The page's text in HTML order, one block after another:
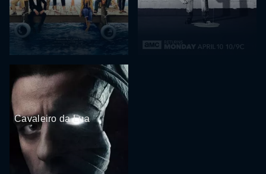
Cavaleiro da Lua